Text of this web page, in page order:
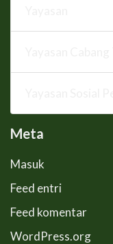
Meta
Masuk
Feed entri
Feed komentar
WordPress.org